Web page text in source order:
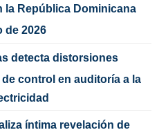
la República Dominicana
de 2026
detecta distorsiones
control en auditoría a la
íntima revelación de